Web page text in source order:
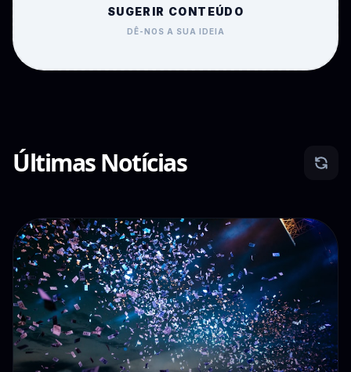
SUGERIR CONTEÚDO
DÊ-NOS A SUA IDEIA
Últimas Notícias